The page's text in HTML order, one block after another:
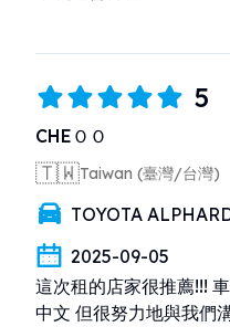
5
CHEＯＯ
🇹🇼Taiwan (臺灣/台灣)
TOYOTA
2025-09-05
這次租的店家很推薦!!!
中文 但很努力地與我們